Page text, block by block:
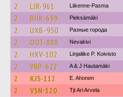
2 LJR-961 Liikenne-Pasma
2 BHK-639 Pieksämäki
2 UXB-950 Разные города
2 OOT-888 Nevakivi
2 HXV-102 Linjaliike P. Koivisto
2 VRP-622 A & J Hautamäki
2 KJS-112 E. Ahonen
2 VSN-120 Tjt Ari Arvela